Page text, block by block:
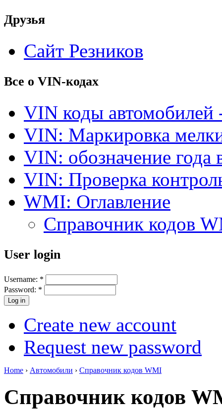
Друзья
Сайт Резников
Все о VIN-кодах
VIN коды автомобилей
VIN: Маркировка
VIN: обозначение года
VIN: Проверка
WMI: Оглавление
Справочник кодов
User login
Username: *
Password: *
Create new account
Request new password
Home › Автомобили › Справочник кодов WMI
Справочник кодов